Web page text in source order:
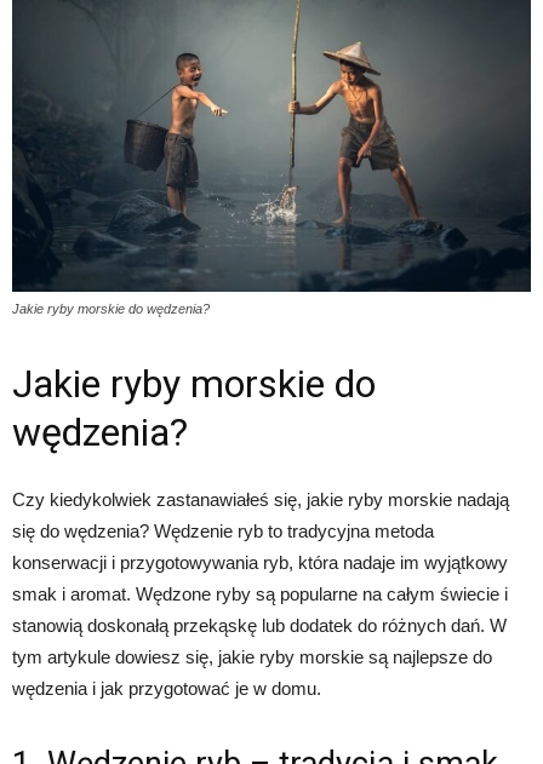
Jakie ryby morskie do wędzenia?
Jakie ryby morskie do
wędzenia?
Czy kiedykolwiek zastanawiałeś się, jakie ryby morskie nadają
się do wędzenia? Wędzenie ryb to tradycyjna metoda
konserwacji i przygotowywania ryb, która nadaje im wyjątkowy
smak i aromat. Wędzone ryby są popularne na całym świecie i
stanowią doskonałą przekąskę lub dodatek do różnych dań. W
tym artykule dowiesz się, jakie ryby morskie są najlepsze do
wędzenia i jak przygotować je w domu.